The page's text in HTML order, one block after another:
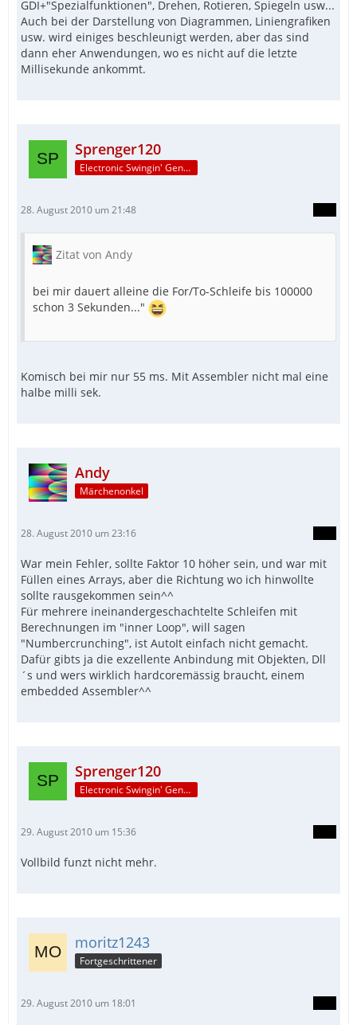
GDI+"Spezialfunktionen", Drehen, Rotieren, Spiegeln usw...
Auch bei der Darstellung von Diagrammen, Liniengrafiken
usw. wird einiges beschleunigt werden, aber das sind
dann eher Anwendungen, wo es nicht auf die letzte
Millisekunde ankommt.
Sprenger120
Electronic Swingin' Gentleman
28. August 2010 um 21:48
Zitat von Andy
bei mir dauert alleine die For/To-Schleife bis 100000
schon 3 Sekunden..."
Komisch bei mir nur 55 ms. Mit Assembler nicht mal eine
halbe milli sek.
Andy
Märchenonkel
28. August 2010 um 23:16
War mein Fehler, sollte Faktor 10 höher sein, und war mit
Füllen eines Arrays, aber die Richtung wo ich hinwollte
sollte rausgekommen sein^^
Für mehrere ineinandergeschachtelte Schleifen mit
Berechnungen im "inner Loop", will sagen
"Numbercrunching", ist AutoIt einfach nicht gemacht.
Dafür gibts ja die exzellente Anbindung mit Objekten, Dll
´s und wers wirklich hardcoremässig braucht, einem
embedded Assembler^^
Sprenger120
Electronic Swingin' Gentleman
29. August 2010 um 15:36
Vollbild funzt nicht mehr.
moritz1243
Fortgeschrittener
29. August 2010 um 18:01